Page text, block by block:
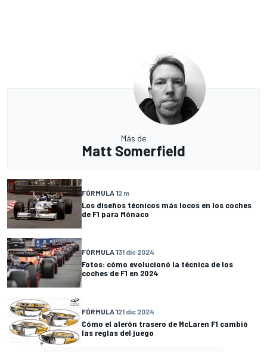
Más de
Matt Somerfield
FÓRMULA 12 m
Los diseños técnicos más locos en los coches
de F1 para Mónaco
FÓRMULA 131 dic 2024
Fotos: cómo evolucionó la técnica de los
coches de F1 en 2024
FÓRMULA 121 dic 2024
Cómo el alerón trasero de McLaren F1 cambió
las reglas del juego